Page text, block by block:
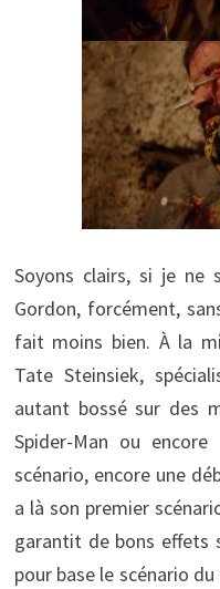
Soyons clairs, si je
Gordon, forcément,
fait moins bien. À la
Tate Steinsiek,
autant bossé sur des
Spider-Man ou encore
scénario, encore une
a là son premier
garantit de bons effets
pour base le scénario